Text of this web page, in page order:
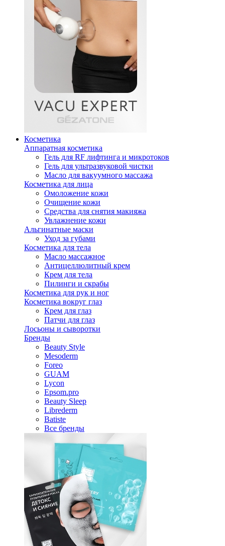
Косметика
Аппаратная косметика
Гель для RF лифтинга и микротоков
Гель для ультразвуковой чистки
Масло для вакуумного массажа
Косметика для лица
Омоложение кожи
Очищение кожи
Средства для снятия макияжа
Увлажнение кожи
Альгинатные маски
Уход за губами
Косметика для тела
Масло массажное
Антицеллюлитный крем
Крем для тела
Пилинги и скрабы
Косметика для рук и ног
Косметика вокруг глаз
Крем для глаз
Патчи для глаз
Лосьоны и сыворотки
Бренды
Beauty Style
Mesoderm
Foreo
GUAM
Lycon
Epsom.pro
Beauty Sleep
Librederm
Batiste
Все бренды